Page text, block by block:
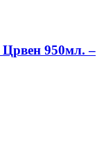
Црвен 950мл. –